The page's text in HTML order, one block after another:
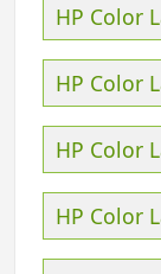
HP Color
HP Color
HP Color
HP Color